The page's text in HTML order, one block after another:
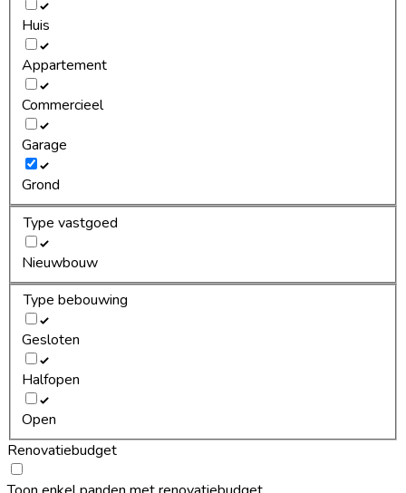
Huis
Appartement
Commercieel
Garage
Grond
Type vastgoed
Nieuwbouw
Type bebouwing
Gesloten
Halfopen
Open
Renovatiebudget